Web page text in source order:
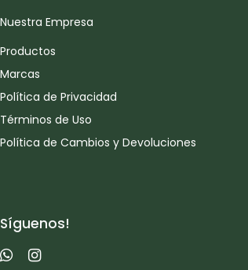
Nuestra Empresa
Productos
Marcas
Política de Privacidad
Términos de Uso
Política de Cambios y Devoluciones
Síguenos!